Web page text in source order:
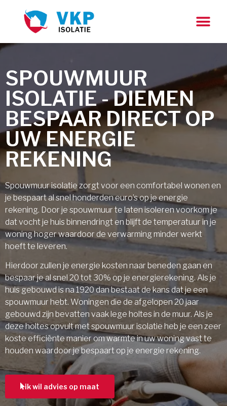
SPOUWMUUR
ISOLATIE - DIEMEN
BESPAAR DIRECT OP
UW ENERGIE
REKENING
Spouwmuur isolatie zorgt voor een comfortabel wonen en
je bespaart al snel honderden euro’s op je energie
rekening. Door je spouwmuur te laten isoleren voorkom je
dat vocht je huis binnendringt en blijft de temperatuur in je
woning hoger waardoor de verwarming minder werkt
hoeft te leveren.
Hierdoor zullen je energie kosten naar beneden gaan en
bespaar je al snel 20 tot 30% op je energierekening. Als je
huis gebouwd is na 1920 dan bestaat de kans dat je een
spouwmuur hebt. Woningen die de afgelopen 20 jaar
gebouwd zijn bevatten vaak lege holtes in de muur. Als je
deze holtes opvult met spouwmuur isolatie heb je een zeer
koste efficiënte manier om warmte in uw woning vast te
houden waardoor je bespaart op je energie rekening.
ik wil advies op maat